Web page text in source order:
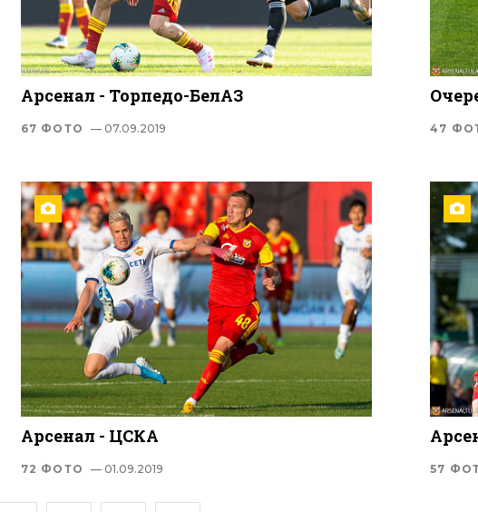
Арсенал - Торпедо-БелАЗ
67 ФОТО — 07.09.2019 47
Арсенал - ЦСКА
72 ФОТО — 01.09.2019 57